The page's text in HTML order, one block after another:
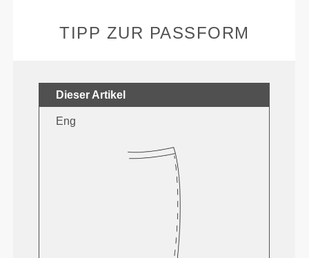
TIPP ZUR PASSFORM
Dieser Artikel
Eng